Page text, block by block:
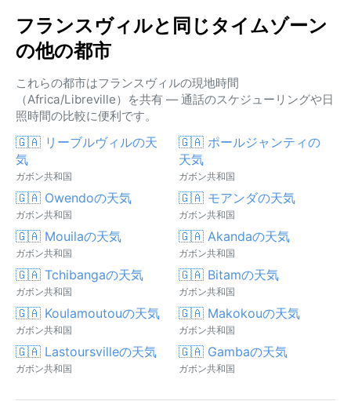
フランスヴィルと同じタイムゾーン
の他の都市
これらの都市はフランスヴィルの現地時間
（Africa/Libreville）を共有 — 通話のスケジューリングや日
照時間の比較に便利です。
🇬🇦 リーブルヴィルの天
気
ガボン共和国
🇬🇦 ポールジャンティの
天気
ガボン共和国
🇬🇦 Owendoの天気
ガボン共和国
🇬🇦 モアンダの天気
ガボン共和国
🇬🇦 Mouilaの天気
ガボン共和国
🇬🇦 Akandaの天気
ガボン共和国
🇬🇦 Tchibangaの天気
ガボン共和国
🇬🇦 Bitamの天気
ガボン共和国
🇬🇦 Koulamoutouの天気
ガボン共和国
🇬🇦 Makokouの天気
ガボン共和国
🇬🇦 Lastoursvilleの天気
ガボン共和国
🇬🇦 Gambaの天気
ガボン共和国